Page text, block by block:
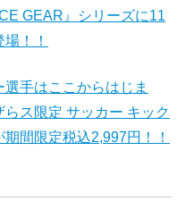
GEAR』シリーズに11
！！
手はここからはじま
らス限定 サッカー キック
間限定税込2,997円！！